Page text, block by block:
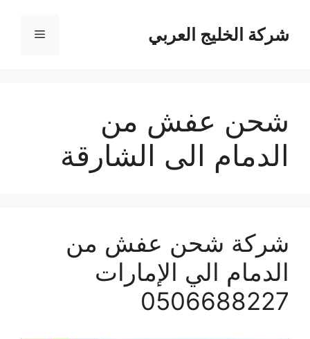
المحتوىشركة الخليج العربي القائمة
شحن عفش من
الدمام الى الشارقة
شركة شحن عفش من
الدمام الي الإمارات
0506688227